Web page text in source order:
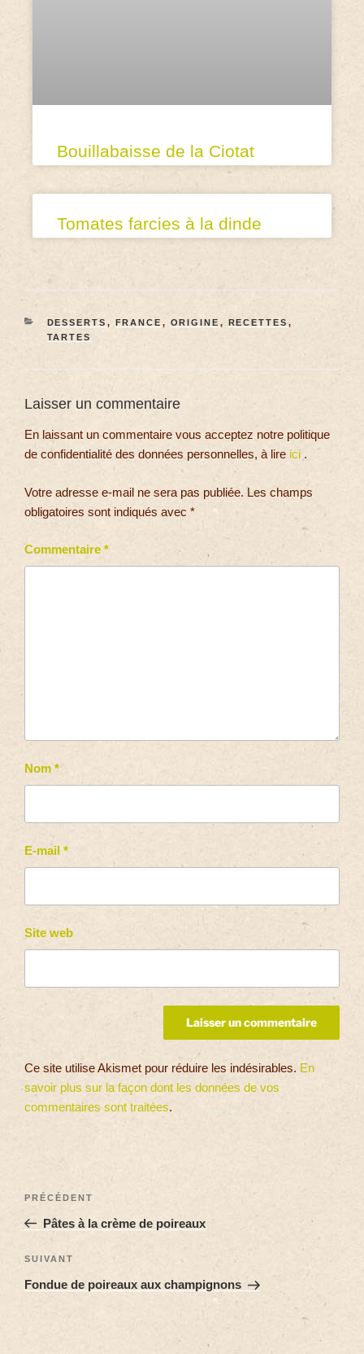
Bouillabaisse de la Ciotat
Tomates farcies à la dinde
DESSERTS , FRANCE , ORIGINE , RECETTES ,
TARTES
Laisser un commentaire
En laissant un commentaire vous acceptez notre politique
de confidentialité des données personnelles, à lire ici .
Votre adresse e-mail ne sera pas publiée. Les champs
obligatoires sont indiqués avec *
Commentaire *
Nom *
E-mail *
Site web
Ce site utilise Akismet pour réduire les indésirables. En
savoir plus sur la façon dont les données de vos
commentaires sont traitées.
PRÉCÉDENT
Pâtes à la crème de poireaux
SUIVANT
Fondue de poireaux aux champignons